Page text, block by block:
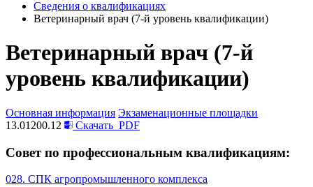
Сведения о квалификациях
Ветеринарный врач (7-й уровень квалификации)
Ветеринарный врач (7-й
уровень квалификации)
Основная информация Экзаменационные площадки
13.01200.12
Скачать PDF
Совет по профессиональным квалификациям:
028. СПК агропромышленного комплекса